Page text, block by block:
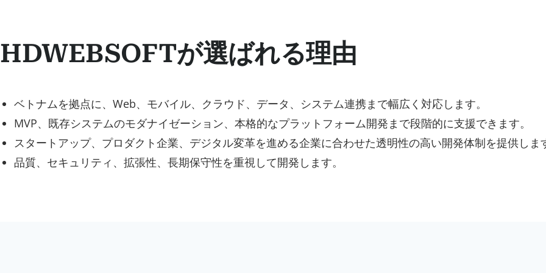
HDWEBSOFTが選ばれる理由
ベトナムを拠点に、Web、モバイル、クラウド、データ、システム連携まで幅広く対応します。
MVP、既存システムのモダナイゼーション、本格的なプラットフォーム開発まで段階的に支援できます。
スタートアップ、プロダクト企業、デジタル変革を進める企業に合わせた透明性の高い開発体制を提供しま
品質、セキュリティ、拡張性、長期保守性を重視して開発します。